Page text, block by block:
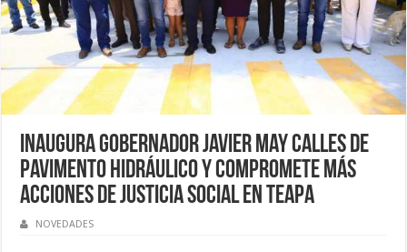
Inaugura Gobernador Javier May calles de
pavimento hidráulico y compromete más
acciones de justicia social en Teapa
NOVEDADES